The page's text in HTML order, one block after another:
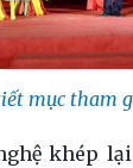
mục tham
khép